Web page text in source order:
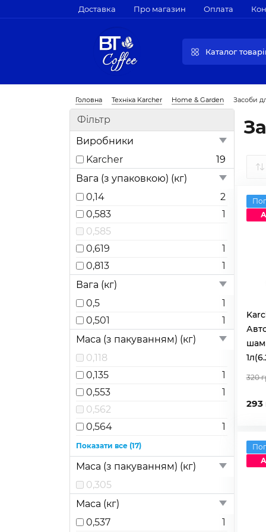
Доставка Про магазин Оплата
Каталог
Головна Техніка Karcher Home & Garden Засоби
Фільтр
Виробники
Karcher
19
Вага (з упаковкою) (кг)
0,14
2
0,583
1
0,585
0,619
1
0,813
1
Вага (кг)
0,5
1
0,501
1
Маса (з пакуванням) (кг)
0,118
0,135
1
0,553
1
0,562
0,564
1
0,567
0,604
1
0,613
0,669
1
Показати все (17)
Маса (з пакуванням) (кг)
0,305
Маса (кг)
0,537
1
320
293